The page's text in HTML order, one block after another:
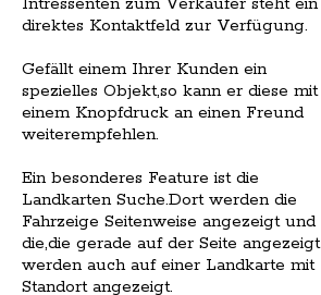
Intressenten zum Verkäufer steht ein
direktes Kontaktfeld zur Verfügung.
Gefällt einem Ihrer Kunden ein
spezielles Objekt,so kann er diese mit
einem Knopfdruck an einen Freund
weiterempfehlen.
Ein besonderes Feature ist die
Landkarten Suche.Dort werden die
Fahrzeige Seitenweise angezeigt und
die,die gerade auf der Seite angezeigt
werden auch auf einer Landkarte mit
Standort angezeigt.